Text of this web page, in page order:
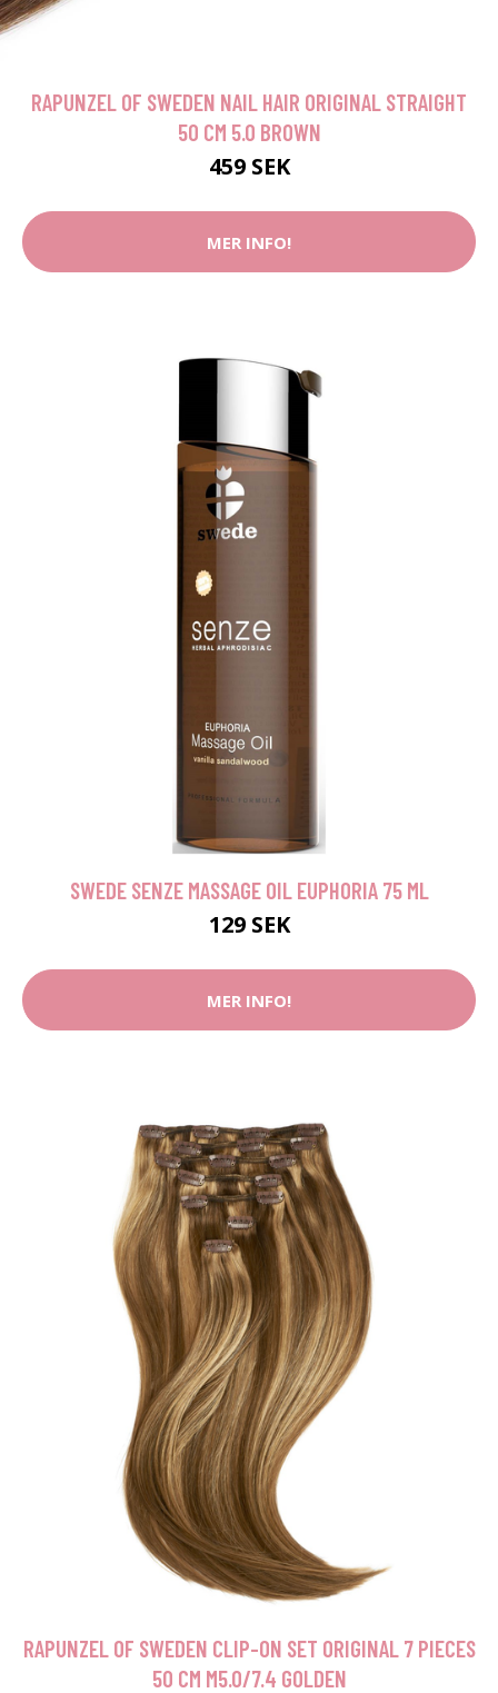
RAPUNZEL OF SWEDEN NAIL HAIR ORIGINAL STRAIGHT
50 CM 5.0 BROWN
459 SEK
MER INFO!
SWEDE SENZE MASSAGE OIL EUPHORIA 75 ML
129 SEK
MER INFO!
RAPUNZEL OF SWEDEN CLIP-ON SET ORIGINAL 7 PIECES
50 CM M5.0/7.4 GOLDEN